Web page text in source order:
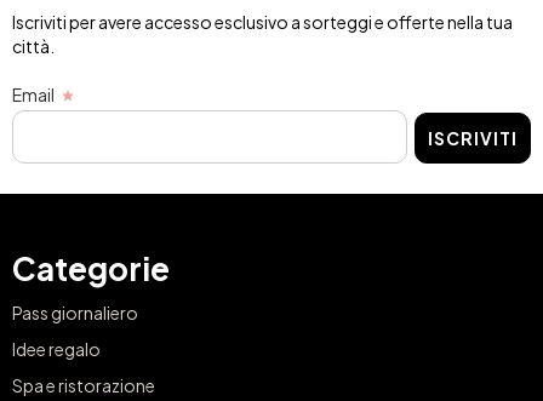
Iscriviti per avere accesso esclusivo a sorteggi e offerte nella tua
città.
Email
ISCRIVITI
Categorie
Pass giornaliero
Idee regalo
Spa e ristorazione